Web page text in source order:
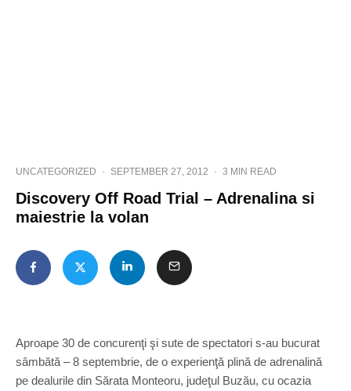
UNCATEGORIZED · SEPTEMBER 27, 2012 · 3 MIN READ
Discovery Off Road Trial – Adrenalina si
maiestrie la volan
Aproape 30 de concurenţi şi sute de spectatori s-au bucurat
sâmbătă – 8 septembrie, de o experienţă plină de adrenalină
pe dealurile din Sărata Monteoru, judeţul Buzău, cu ocazia